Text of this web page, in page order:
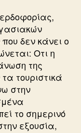
δεν κάνει ο
Οτι η
της
τουριστικά
στην
το σημερινό
εξουσία,